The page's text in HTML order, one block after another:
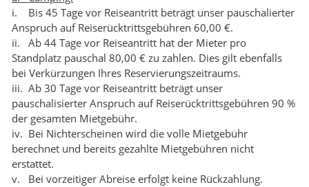
i. Bis 45 Tage vor Reiseantritt beträgt unser pauschalierter
Anspruch auf Reiserücktrittsgebühren 60,00 €.
ii. Ab 44 Tage vor Reiseantritt hat der Mieter pro
Standplatz pauschal 80,00 € zu zahlen. Dies gilt ebenfalls
bei Verkürzungen Ihres Reservierungszeitraums.
iii. Ab 30 Tage vor Reiseantritt beträgt unser
pauschalisierter Anspruch auf Reiserücktrittsgebühren 90 %
der gesamten Mietgebühr.
iv. Bei Nichterscheinen wird die volle Mietgebühr
berechnet und bereits gezahlte Mietgebühren nicht
erstattet.
v. Bei vorzeitiger Abreise erfolgt keine Rückzahlung.